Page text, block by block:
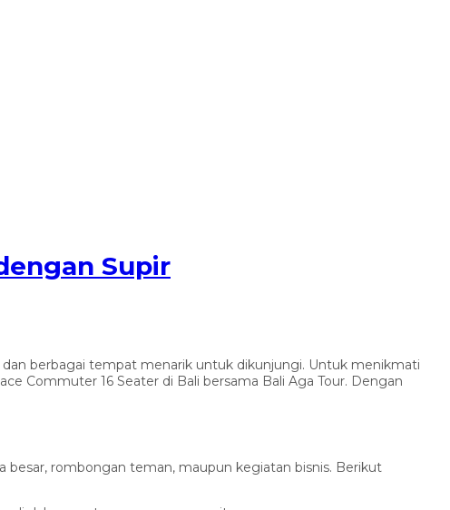
Supir
dan berbagai tempat menarik untuk dikunjungi. Untuk menikmati
Commuter 16 Seater di Bali bersama Bali Aga Tour. Dengan
besar, rombongan teman, maupun kegiatan bisnis. Berikut